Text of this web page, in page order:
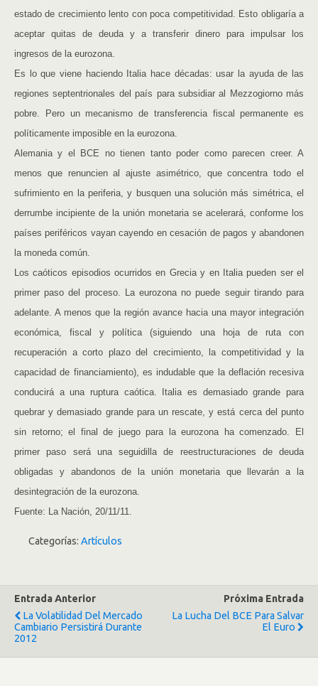
estado de crecimiento lento con poca competitividad. Esto obligaría a
aceptar quitas de deuda y a transferir dinero para impulsar los
ingresos de la eurozona.
Es lo que viene haciendo Italia hace décadas: usar la ayuda de las
regiones septentrionales del país para subsidiar al Mezzogiorno más
pobre. Pero un mecanismo de transferencia fiscal permanente es
políticamente imposible en la eurozona.
Alemania y el BCE no tienen tanto poder como parecen creer. A
menos que renuncien al ajuste asimétrico, que concentra todo el
sufrimiento en la periferia, y busquen una solución más simétrica, el
derrumbe incipiente de la unión monetaria se acelerará, conforme los
países periféricos vayan cayendo en cesación de pagos y abandonen
la moneda común.
Los caóticos episodios ocurridos en Grecia y en Italia pueden ser el
primer paso del proceso. La eurozona no puede seguir tirando para
adelante. A menos que la región avance hacia una mayor integración
económica, fiscal y política (siguiendo una hoja de ruta con
recuperación a corto plazo del crecimiento, la competitividad y la
capacidad de financiamiento), es indudable que la deflación recesiva
conducirá a una ruptura caótica. Italia es demasiado grande para
quebrar y demasiado grande para un rescate, y está cerca del punto
sin retorno; el final de juego para la eurozona ha comenzado. El
primer paso será una seguidilla de reestructuraciones de deuda
obligadas y abandonos de la unión monetaria que llevarán a la
desintegración de la eurozona.
Fuente: La Nación, 20/11/11.
Categorías: Artículos
Entrada Anterior
La Volatilidad Del Mercado
Cambiario Persistirá Durante
2012
Próxima Entrada
La Lucha Del BCE Para Salvar
El Euro